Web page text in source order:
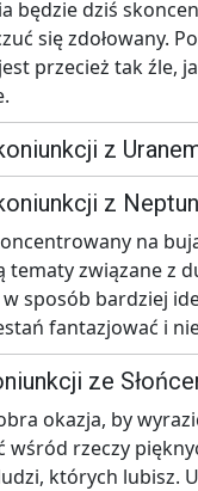
będzie dziś
się zdołowany.
przecież tak źle,
z
z
na
tematy związane z
sposób bardziej
fantazjować i
ze
okazja, by
wśród rzeczy
których lubisz.